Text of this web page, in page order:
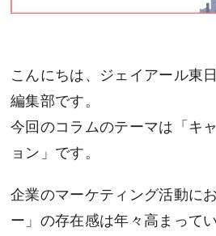
こんにちは、ジェイアール東
編集部です。
今回のコラムのテーマは「キ
ョン」です。
企業のマーケティング活動に
ー」の存在感は年々高まってい